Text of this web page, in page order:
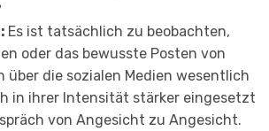
Es ist tatsächlich zu beobachten,
oder das bewusste Posten von
über die sozialen Medien wesentlich
in ihrer Intensität stärker eingesetzt
von Angesicht zu Angesicht.